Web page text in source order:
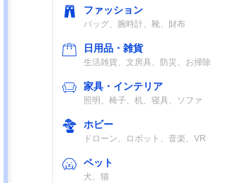
ファッション
バッグ、腕時計、靴、財布
日用品・雑貨
生活雑貨、文房具、防災、お掃除
家具・インテリア
照明、椅子、机、寝具、ソファ
ホビー
ドローン、ロボット、音楽、VR
ペット
犬、猫